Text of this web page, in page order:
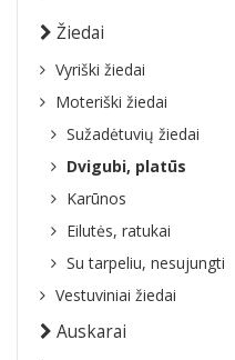
Žiedai
Vyriški žiedai
Moteriški žiedai
Sužadėtuvių žiedai
Dvigubi, platūs
Karūnos
Eilutės, ratukai
Su tarpeliu, nesujungti
Vestuviniai žiedai
Auskarai